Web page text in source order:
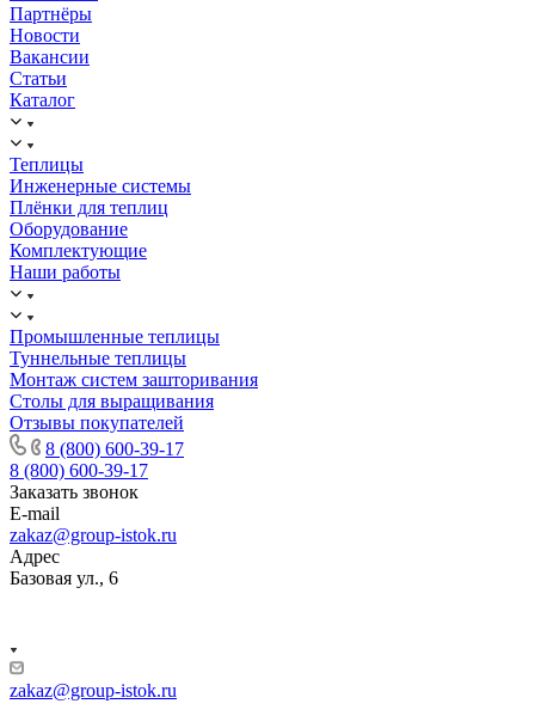
Партнёры
Новости
Вакансии
Статьи
Каталог
Теплицы
Инженерные системы
Плёнки для теплиц
Оборудование
Комплектующие
Наши работы
Промышленные теплицы
Туннельные теплицы
Монтаж систем зашторивания
Столы для выращивания
Отзывы покупателей
8 (800) 600-39-17
8 (800) 600-39-17
Заказать звонок
E-mail
zakaz@group-istok.ru
Адрес
Базовая ул., 6
zakaz@group-istok.ru